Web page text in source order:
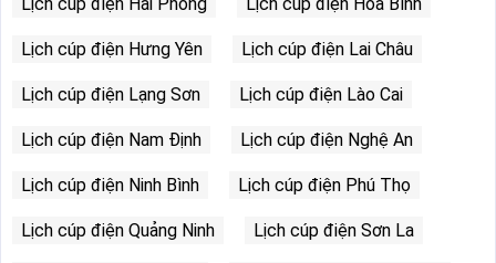
Lịch cúp điện Hưng Yên Lịch cúp điện Lai Châu
Lịch cúp điện Lạng Sơn Lịch cúp điện Lào Cai
Lịch cúp điện Nam Định Lịch cúp điện Nghệ An
Lịch cúp điện Ninh Bình Lịch cúp điện Phú Thọ
Lịch cúp điện Quảng Ninh Lịch cúp điện Sơn La